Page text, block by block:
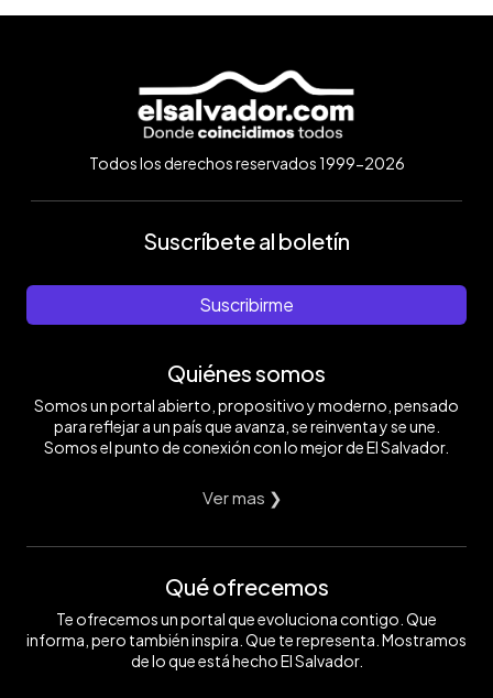
Todos los derechos reservados 1999-2026
Suscríbete al boletín
Suscribirme
Quiénes somos
Somos un portal abierto, propositivo y moderno, pensado
para reflejar a un país que avanza, se reinventa y se une.
Somos el punto de conexión con lo mejor de El Salvador.
Ver mas ❯
Qué ofrecemos
Te ofrecemos un portal que evoluciona contigo. Que
informa, pero también inspira. Que te representa. Mostramos
de lo que está hecho El Salvador.